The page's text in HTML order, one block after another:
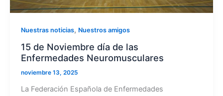
Nuestras noticias, Nuestros amigos
15 de Noviembre día de las
Enfermedades Neuromusculares
noviembre 13, 2025
La Federación Española de Enfermedades